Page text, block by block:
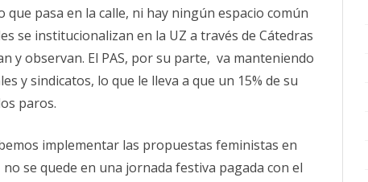
que pasa en la calle, ni hay ningún espacio común
se institucionalizan en la UZ a través de Cátedras
y observan. El PAS, por su parte, va manteniendo
y sindicatos, lo que le lleva a que un 15% de su
paros.
implementar las propuestas feministas en
se quede en una jornada festiva pagada con el